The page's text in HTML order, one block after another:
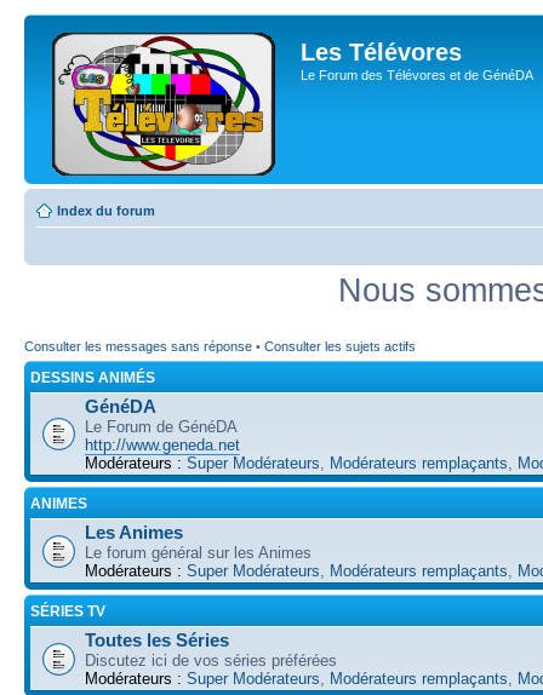
Les Télévores
Le Forum des Télévores et de GénéDA
Index du forum
Nous
Consulter les messages sans réponse • Consulter les sujets actifs
DESSINS ANIMÉS
GénéDA
Le Forum de GénéDA
http://www.geneda.net
Modérateurs : Super Modérateurs Modérateurs remplaçants
ANIMES
Les Animes
Le forum général sur les Animes
Modérateurs : Super Modérateurs Modérateurs remplaçants
SÉRIES TV
Toutes les Séries
Discutez ici de vos séries préférées
Modérateurs : Super Modérateurs Modérateurs remplaçants